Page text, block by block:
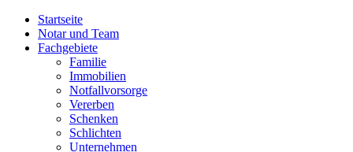
Startseite
Notar und Team
Fachgebiete
Familie
Immobilien
Notfallvorsorge
Vererben
Schenken
Schlichten
Unternehmen